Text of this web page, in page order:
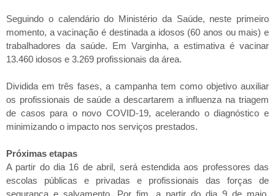
Seguindo o calendário do Ministério da Saúde, neste primeiro
momento, a vacinação é destinada a idosos (60 anos ou mais) e
trabalhadores da saúde. Em Varginha, a estimativa é vacinar
13.460 idosos e 3.269 profissionais da área.
Dividida em três fases, a campanha tem como objetivo auxiliar
os profissionais de saúde a descartarem a influenza na triagem
de casos para o novo COVID-19, acelerando o diagnóstico e
minimizando o impacto nos serviços prestados.
Próximas etapas
A partir do dia 16 de abril, será estendida aos professores das
escolas públicas e privadas e profissionais das forças de
segurança e salvamento. Por fim, a partir do dia 9 de maio,